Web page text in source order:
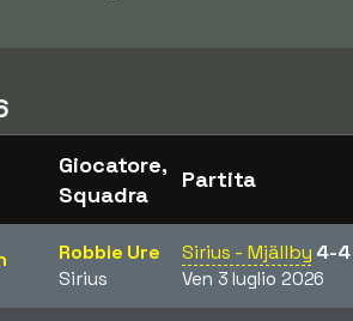
Giocatore,
Squadra
Partita
Robbie Ure
Sirius
Sirius - Mjällby 4-4
Ven 3 luglio 2026